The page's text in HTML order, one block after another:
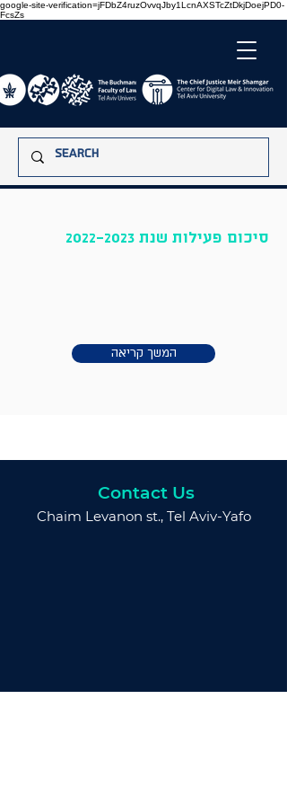
google-site-verification=jFDbZ4ruzOvvqJby1LcnAXSTcZtDkjDoejPD0-
FcsZs
סיכום פעילות שנת 2022-2023
המשך קריאה
Contact Us
Chaim Levanon st., Tel Aviv-Yafo